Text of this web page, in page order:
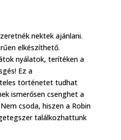
nektek ajánlani.
elkészíthető.
nyálatok, terítéken a
Ez a
történetet tudhat
ismerősen csenghet a
csoda, hiszen a Robin
találkozhattunk